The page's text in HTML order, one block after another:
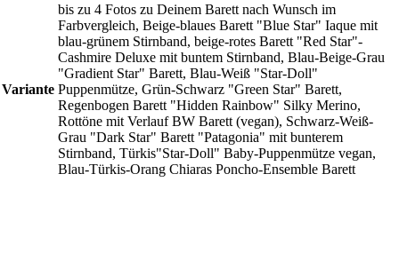
Variante
bis zu 4 Fotos zu Deinem Barett nach Wunsch im
Farbvergleich, Beige-blaues Barett "Blue Star" Iaque mit
blau-grünem Stirnband, beige-rotes Barett "Red Star"-
Cashmire Deluxe mit buntem Stirnband, Blau-Beige-Grau
"Gradient Star" Barett, Blau-Weiß "Star-Doll"
Puppenmütze, Grün-Schwarz "Green Star" Barett,
Regenbogen Barett "Hidden Rainbow" Silky Merino,
Rottöne mit Verlauf BW Barett (vegan), Schwarz-Weiß-
Grau "Dark Star" Barett "Patagonia" mit bunterem
Stirnband, Türkis"Star-Doll" Baby-Puppenmütze vegan,
Blau-Türkis-Orang Chiaras Poncho-Ensemble Barett